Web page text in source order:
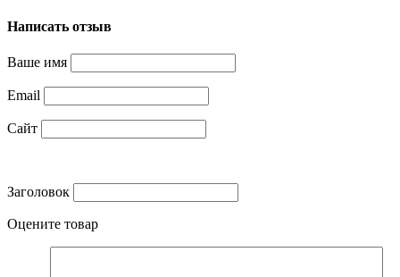
Написать отзыв
Ваше имя
Email
Сайт
Заголовок
Оцените товар